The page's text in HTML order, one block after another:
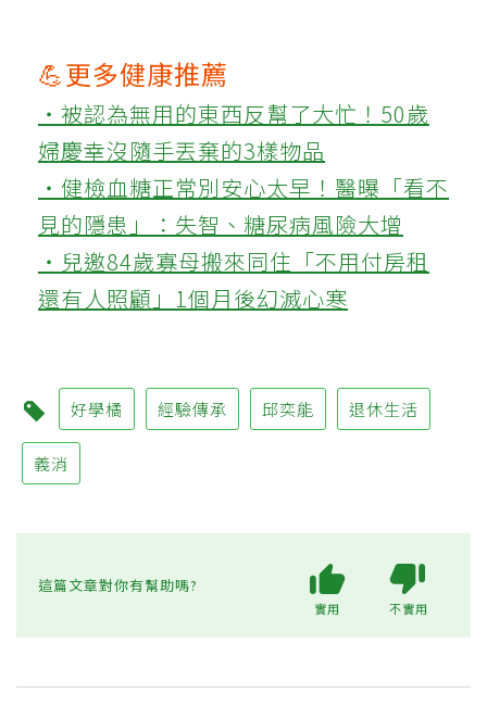
💪更多健康推薦
‧被認為無用的東西反幫了大忙！50歲
婦慶幸沒隨手丟棄的3樣物品
‧健檢血糖正常別安心太早！醫曝「看不
見的隱患」：失智、糖尿病風險大增
‧兒邀84歲寡母搬來同住「不用付房租
還有人照顧」1個月後幻滅心寒
好學橘 經驗傳承 邱奕能 退休生活
義消
這篇文章對你有幫助嗎?
實用 不實用